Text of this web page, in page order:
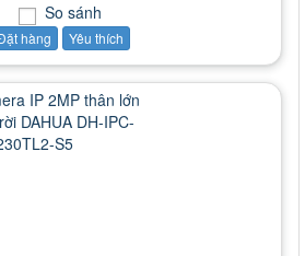
So sánh
hàng Yêu thích